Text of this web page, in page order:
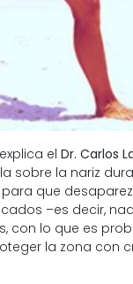
el Dr. Carlos
sobre la nariz
que
–es decir,
con lo que es
la zona